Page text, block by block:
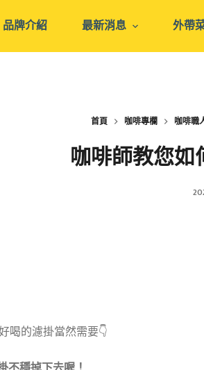
品牌介紹 最新消息 外帶
首頁 咖啡專欄 咖啡職
咖啡師教您